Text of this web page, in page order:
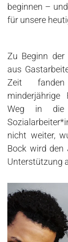
beginnen –
für unsere
Zu Beginn
aus
Zeit
minderjährige
Weg in die
nicht weiter,
Bock wird den
Unterstützung